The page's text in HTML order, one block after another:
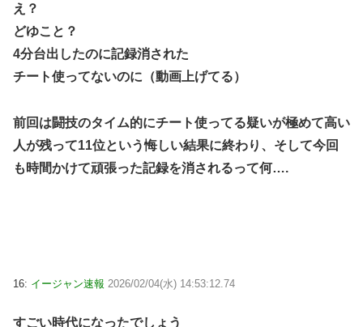
え？
どゆこと？
4分台出したのに記録消された
チート使ってないのに（動画上げてる）
前回は闘技のタイム的にチート使ってる疑いが極めて高い
人が残って11位という悔しい結果に終わり、そして今回
も時間かけて頑張った記録を消されるって何….
16: イージャン速報 2026/02/04(水) 14:53:12.74
すごい時代になったでしょう